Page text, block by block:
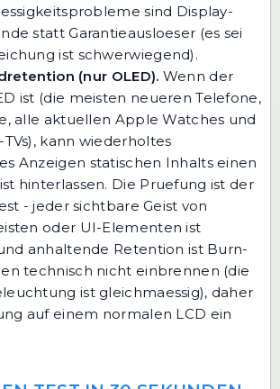
sind Display-
statt Garantieausloeser (es sei
ist schwerwiegend).
(nur OLED). Wenn der
ist (die meisten neueren Telefone,
alle aktuellen Apple Watches und
kann wiederholtes
Anzeigen statischen Inhalts einen
hinterlassen. Die Pruefung ist der
- jeder sichtbare Geist von
oder UI-Elementen ist
anhaltende Retention ist Burn-
technisch nicht einbrennen (die
ist gleichmaessig), daher
auf einem normalen LCD ein